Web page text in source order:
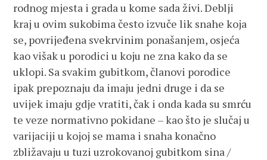
rodnog mjesta i grada u kome sada živi. Deblji
kraj u ovim sukobima često izvuče lik snahe koja
se, povrijeđena svekrvinim ponašanjem, osjeća
kao višak u porodici u koju ne zna kako da se
uklopi. Sa svakim gubitkom, članovi porodice
ipak prepoznaju da imaju jedni druge i da se
uvijek imaju gdje vratiti, čak i onda kada su smrću
te veze normativno pokidane – kao što je slučaj u
varijaciji u kojoj se mama i snaha konačno
zbližavaju u tuzi uzrokovanoj gubitkom sina /